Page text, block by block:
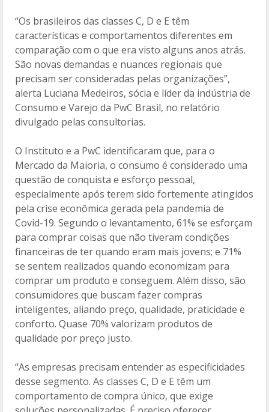
“Os brasileiros das classes C, D e E têm
características e comportamentos diferentes em
comparação com o que era visto alguns anos atrás.
São novas demandas e nuances regionais que
precisam ser consideradas pelas organizações”,
alerta Luciana Medeiros, sócia e líder da indústria de
Consumo e Varejo da PwC Brasil, no relatório
divulgado pelas consultorias.
O Instituto e a PwC identificaram que, para o
Mercado da Maioria, o consumo é considerado uma
questão de conquista e esforço pessoal,
especialmente após terem sido fortemente atingidos
pela crise econômica gerada pela pandemia de
Covid-19. Segundo o levantamento, 61% se esforçam
para comprar coisas que não tiveram condições
financeiras de ter quando eram mais jovens; e 71%
se sentem realizados quando economizam para
comprar um produto e conseguem. Além disso, são
consumidores que buscam fazer compras
inteligentes, aliando preço, qualidade, praticidade e
conforto. Quase 70% valorizam produtos de
qualidade por preço justo.
“As empresas precisam entender as especificidades
desse segmento. As classes C, D e E têm um
comportamento de compra único, que exige